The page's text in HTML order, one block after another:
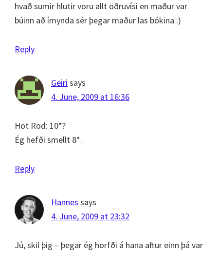
hvað sumir hlutir voru allt öðruvísi en maður var
búinn að ímynda sér þegar maður las bókina :)
Reply
Geiri says
4. June, 2009 at 16:36
Hot Rod: 10*?
Ég hefði smellt 8*.
Reply
Hannes says
4. June, 2009 at 23:32
Jú, skil þig – þegar ég horfði á hana aftur einn þá var